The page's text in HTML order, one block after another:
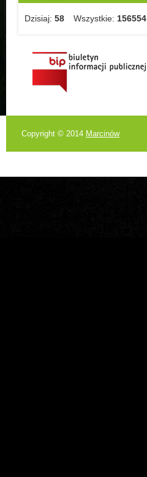
Dzisiaj: 58 Wszystkie: 156554
Copyright © 2014 Marcinów